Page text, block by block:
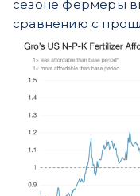
сезоне фермеры
сравнению с